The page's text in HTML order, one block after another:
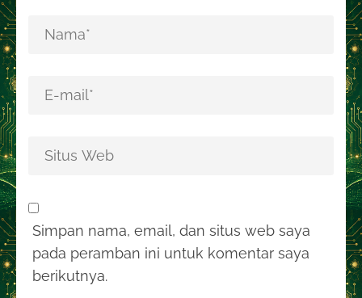
Simpan nama, email, dan situs web saya
pada peramban ini untuk komentar saya
berikutnya.